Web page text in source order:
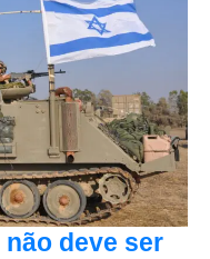
deve ser